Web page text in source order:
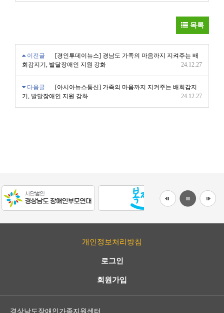
목록
이전글
[경인투데이뉴스] 경남도 가족의 마음까지 지켜주는 배
회감지기, 발달장애인 지원 강화
24.12.27
다음글
[아시아뉴스통신] 가족의 마음까지 지켜주는 배회감지
기, 발달장애인 지원 강화
24.12.27
개인정보처리방침
로그인
회원가입
경상남도장애인가족지원센터